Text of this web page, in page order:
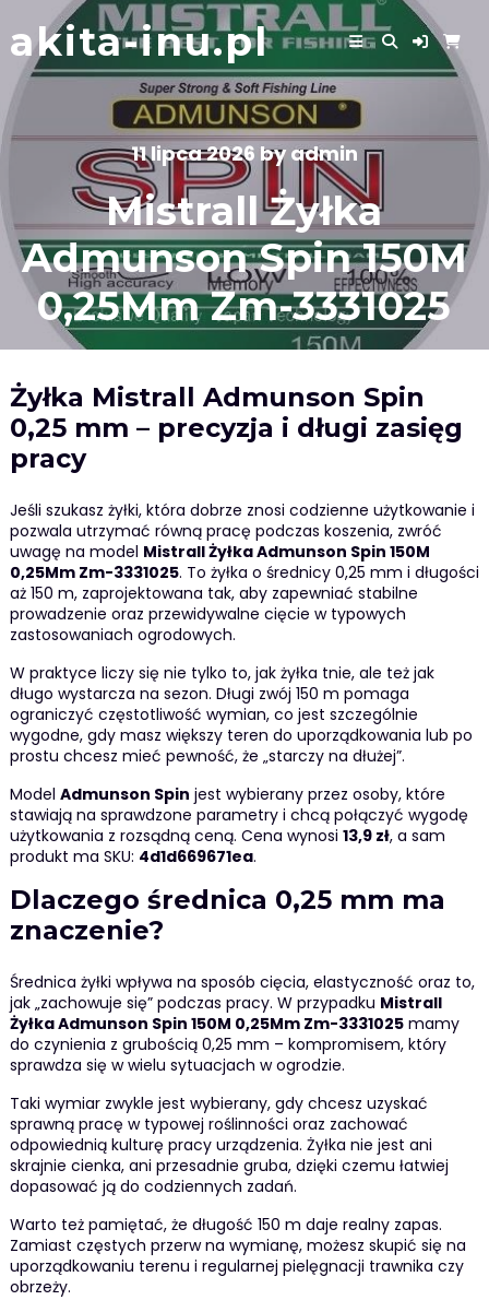
to
content
akita-inu.pl
11 lipca 2026 by admin
Mistrall Żyłka
Admunson Spin 150M
0,25Mm Zm-3331025
Żyłka Mistrall Admunson Spin
0,25 mm – precyzja i długi zasięg
pracy
Jeśli szukasz żyłki, która dobrze znosi codzienne użytkowanie i
pozwala utrzymać równą pracę podczas koszenia, zwróć
uwagę na model Mistrall Żyłka Admunson Spin 150M
0,25Mm Zm-3331025. To żyłka o średnicy 0,25 mm i długości
aż 150 m, zaprojektowana tak, aby zapewniać stabilne
prowadzenie oraz przewidywalne cięcie w typowych
zastosowaniach ogrodowych.
W praktyce liczy się nie tylko to, jak żyłka tnie, ale też jak
długo wystarcza na sezon. Długi zwój 150 m pomaga
ograniczyć częstotliwość wymian, co jest szczególnie
wygodne, gdy masz większy teren do uporządkowania lub po
prostu chcesz mieć pewność, że „starczy na dłużej”.
Model Admunson Spin jest wybierany przez osoby, które
stawiają na sprawdzone parametry i chcą połączyć wygodę
użytkowania z rozsądną ceną. Cena wynosi 13,9 zł, a sam
produkt ma SKU: 4d1d669671ea.
Dlaczego średnica 0,25 mm ma
znaczenie?
Średnica żyłki wpływa na sposób cięcia, elastyczność oraz to,
jak „zachowuje się” podczas pracy. W przypadku Mistrall
Żyłka Admunson Spin 150M 0,25Mm Zm-3331025mamy
do czynienia z grubością 0,25 mm – kompromisem, który
sprawdza się w wielu sytuacjach w ogrodzie.
Taki wymiar zwykle jest wybierany, gdy chcesz uzyskać
sprawną pracę w typowej roślinności oraz zachować
odpowiednią kulturę pracy urządzenia. Żyłka nie jest ani
skrajnie cienka, ani przesadnie gruba, dzięki czemu łatwiej
dopasować ją do codziennych zadań.
Warto też pamiętać, że długość 150 m daje realny zapas.
Zamiast częstych przerw na wymianę, możesz skupić się na
uporządkowaniu terenu i regularnej pielęgnacji trawnika czy
obrzeży.